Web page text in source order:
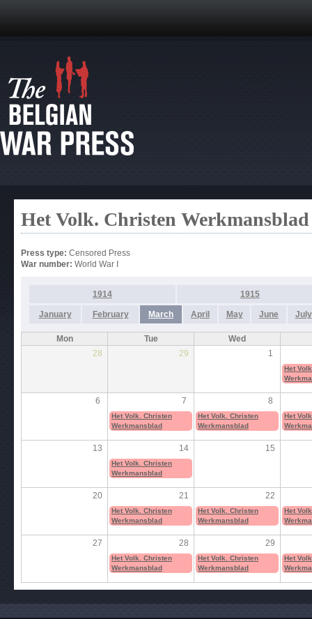
Het Volk. Christen Werkmansblad
Press type: Censored Press
War number: World War I
1914 1915
January February March April May June July
Mon Tue
Wed
28
29 1
Het
6 7 8
Het Volk. Christen
Werkmansblad
Het Volk. Christen
Werkmansblad
Het
13 14 15
Het Volk. Christen
Werkmansblad
20 21 22
Het Volk. Christen
Werkmansblad
Het Volk. Christen
Werkmansblad
Het
27 28 29
Het Volk. Christen
Werkmansblad
Het Volk. Christen
Werkmansblad
Het